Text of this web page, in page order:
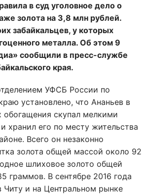
в суд уголовное дело о
золота на 3,8 млн рублей.
забайкальцев, у которых
металла. Об этом 9
сообщили в пресс-службе
края.
УФСБ России по
установлено, что Ананьев в
обогащения скупал мелкими
хранил его по месту жительства
Всего он незаконно
золота общей массой около 92
шлиховое золото общей
граммов. В сентябре 2016 года
Читу и на Центральном рынке